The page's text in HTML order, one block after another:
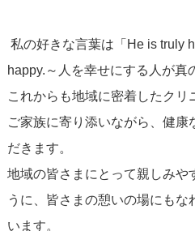
私の好きな言葉は「He is truly
happy.～人を幸せにする人が真
これからも地域に密着したク
ご家族に寄り添いながら、健康
だきます。
地域の皆さまにとって親しみや
うに、皆さまの憩いの場にもな
います。